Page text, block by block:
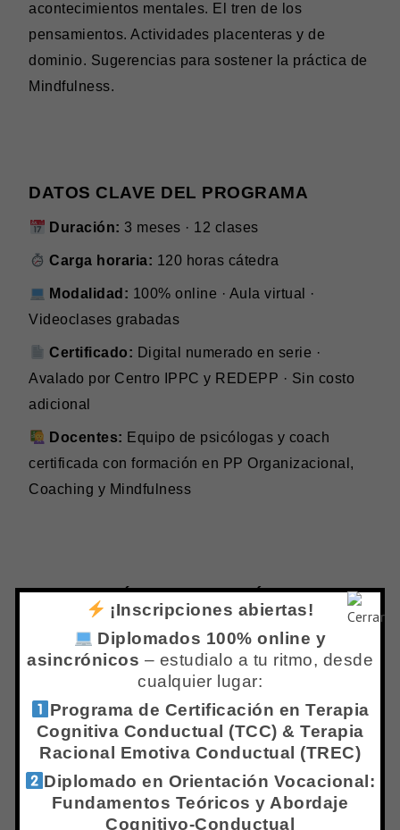
acontecimientos mentales. El tren de los
pensamientos. Actividades placenteras y de
dominio. Sugerencias para sostener la práctica de
Mindfulness.
DATOS CLAVE DEL PROGRAMA
Duración: 3 meses · 12 clases
Carga horaria: 120 horas cátedra
Modalidad: 100% online · Aula virtual ·
Videoclases grabadas
Certificado: Digital numerado en serie ·
Avalado por Centro IPPC y REDEPP · Sin costo
adicional
Docentes: Equipo de psicólogas y coach
certificada con formación en PP Organizacional,
Coaching y Mindfulness
¿PARA QUÉ TE VA A SER ÚTIL ESTA
FORMACIÓN?
Al completar este programa vas a poder:
Aplicar la Psicología Positiva
Organizacional para diagnosticar el estado de
una organización, identificar fortalezas y diseñar
intervenciones orientadas al florecimiento de
equipos y personas.
¡Inscripciones abiertas!
Diplomados 100% online y
asincrónicos – estudialo a tu ritmo, desde
cualquier lugar:
Programa de Certificación en Terapia
Cognitiva Conductual (TCC) & Terapia
Racional Emotiva Conductual (TREC)
Diplomado en Orientación Vocacional:
Fundamentos Teóricos y Abordaje
Cognitivo-Conductual